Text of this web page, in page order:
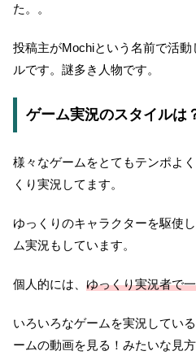
た。。
投稿主がMochiという名前で活
ルです。謎多き人物です。
ゲーム実況のスタイルは
様々なゲームをとてもテンポよ
くり実況してます。
ゆっくりのキャラクターを駆使
ム実況もしています。
個人的には、 ゆっくり実況者で
いろいろなゲームを実況してい
ームの動画を見る！みたいな見